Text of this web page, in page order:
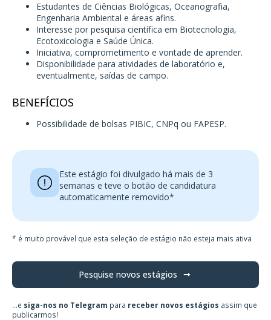
Estudantes de Ciências Biológicas, Oceanografia,
Engenharia Ambiental e áreas afins.
Interesse por pesquisa científica em Biotecnologia,
Ecotoxicologia e Saúde Única.
Iniciativa, comprometimento e vontade de aprender.
Disponibilidade para atividades de laboratório e,
eventualmente, saídas de campo.
BENEFÍCIOS
Possibilidade de bolsas PIBIC, CNPq ou FAPESP.
Este estágio foi divulgado há mais de 3
semanas e teve o botão de candidatura
automaticamente removido*
* é muito provável que esta seleção de estágio não esteja mais ativa
Pesquise novos estágios
...e siga-nos no Telegram para receber novos estágios assim que
publicarmos!